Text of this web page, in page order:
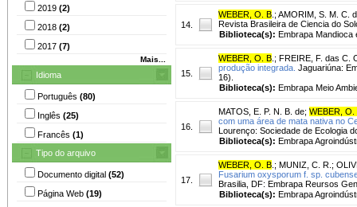
2019 (2)
2018 (2)
2017 (7)
Mais...
Idioma
Português (80)
Inglês (25)
Francês (1)
Tipo do arquivo
Documento digital (52)
Página Web (19)
14.
WEBER, O. B ; AMORIM, S. M. C.
Revista Brasileira de Ciencia do
Biblioteca(s): Embrapa Mandioca
15.
WEBER, O. B ; FREIRE, F. das C.
produção integrada. Jaguariúna:
16).
Biblioteca(s): Embrapa Meio
16.
MATOS, E. P. N. B. de; WEBER, O.
com uma área de mata nativa no
Lourenço: Sociedade de Ecologia
Biblioteca(s): Embrapa
17.
WEBER, O. B ; MUNIZ, C. R. ;
Fusarium oxysporum f. sp.
Brasilia, DF: Embrapa Reursos
Biblioteca(s): Embrapa